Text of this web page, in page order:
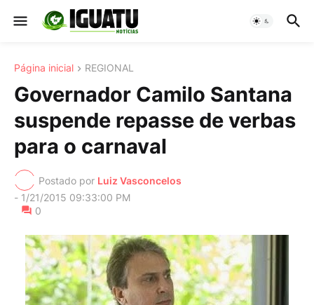
Página inicial REGIONAL
Governador Camilo Santana
suspende repasse de verbas
para o carnaval
Postado por Luiz Vasconcelos
- 1/21/2015 09:33:00 PM
0